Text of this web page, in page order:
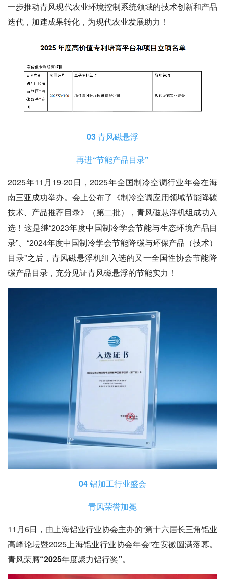
一步推动青风现代农业环境控制系统领域的技术创新和产品
迭代，加速成果转化，为现代农业发展助力！
03 青风磁悬浮
再进“节能产品目录”
2025年11月19-20日，2025年全国制冷空调行业年会在海
南三亚成功举办。会上公布了 《制冷空调应用领域节能降碳
技术、产品推荐目录》（第二批）
，青风磁悬浮机组成功入
选！这是继“2023年度中国制冷学会节能与生态环境产品目
录”、“2024年度中国制冷学会节能降碳与环保产品（技术）
目录”之后，青风磁悬浮机组入选的又一全国性协会节能降
碳产品目录，充分见证青风磁悬浮的节能实力！
04 铝加工行业盛会
青风荣誉加冕
11月6日，由上海铝业行业协会主办的“第十六届长三角铝业
高峰论坛暨2025上海铝业行业协会年会”在安徽圆满落幕。
青风荣膺“2025年度聚力铝行奖”。